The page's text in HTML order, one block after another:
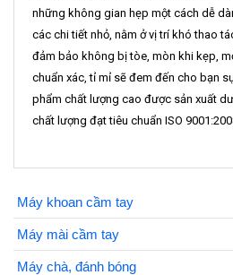
những không gian hẹp một cách dễ
các chi tiết nhỏ, nằm ở vị trí khó thao
đảm bảo không bị tòe, mòn khi kẹp,
chuẩn xác, tỉ mỉ sẽ đem đến cho bạn
phẩm chất lượng cao được sản xuất
chất lượng đạt tiêu chuẩn ISO
Máy khoan cầm tay
Máy mài cầm tay
Máy chà, đánh bóng